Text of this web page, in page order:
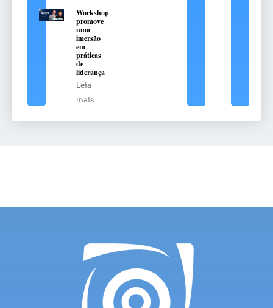
Workshop
promove
uma
imersão
em
práticas
de
liderança
Leia
mais